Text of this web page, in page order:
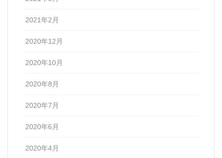
2021年2月
2020年12月
2020年10月
2020年8月
2020年7月
2020年6月
2020年4月